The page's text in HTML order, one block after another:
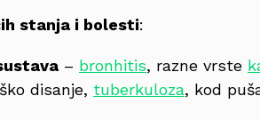
stanja i bolesti:
– bronhitis, razne vrste
disanje, tuberkuloza, kod